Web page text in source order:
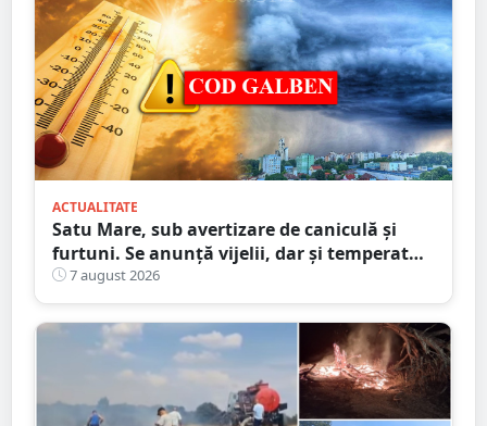
ACTUALITATE
Satu Mare, sub avertizare de caniculă și
furtuni. Se anunță vijelii, dar și temperaturi
ridicate. Avertizarea ANM
7 august 2026